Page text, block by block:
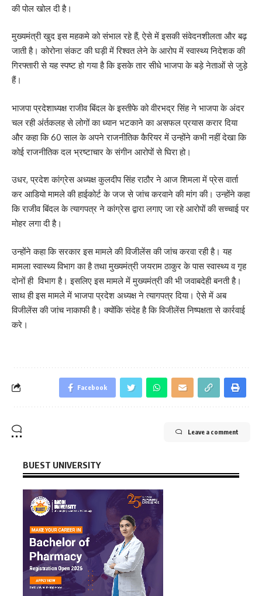
की पोल खोल दी है।
मुख्यमंत्री खुद इस महकमे को संभाल रहे हैं, ऐसे में इसकी संवेदनशीलता और बढ़
जाती है। कोरोना संकट की घड़ी में रिश्वत लेने के आरोप में स्वास्थ्य निदेशक की
गिरफ्तारी से यह स्पष्ट हो गया है कि इसके तार सीधे भाजपा के बड़े नेताओं से जुड़े
हैं।
भाजपा प्रदेशाध्यक्ष राजीव बिंदल के इस्तीफे को वीरभद्र सिंह ने भाजपा के अंदर
चल रही अंर्तकलह से लोगों का ध्यान भटकाने का असफल प्रयास करार दिया
और कहा कि 60 साल के अपने राजनीतिक कैरियर में उन्होंने कभी नहीं देखा कि
कोई राजनीतिक दल भ्रष्टाचार के संगीन आरोपों से घिरा हो।
उधर, प्रदेश कांग्रेस अध्यक्ष कुलदीप सिंह राठौर ने आज शिमला में प्रेस वार्ता
कर आडियो मामले की हाईकोर्ट के जज से जांच करवाने की मांग की। उन्होंने कहा
कि राजीव बिंदल के त्यागपत्र ने कांग्रेस द्वारा लगाए जा रहे आरोपों की सच्चाई पर
मोहर लगा दी है।
उन्होंने कहा कि सरकार इस मामले की विजीलेंस की जांच करवा रही है। यह
मामला स्वास्थ्य विभाग का है तथा मुख्यमंत्री जयराम ठाकुर के पास स्वास्थ्य व गृह
दोनों ही विभाग है। इसलिए इस मामले में मुख्यमंत्री की भी जवाबदेही बनती है।
साथ ही इस मामले में भाजपा प्रदेश अध्यक्ष ने त्यागपत्र दिया। ऐसे में अब
विजीलेंस की जांच नाकाफी है। क्योंकि संदेह है कि विजीलेंस निष्पक्षता से कार्रवाई
करे।
Facebook
Leave a comment
BUEST UNIVERSITY